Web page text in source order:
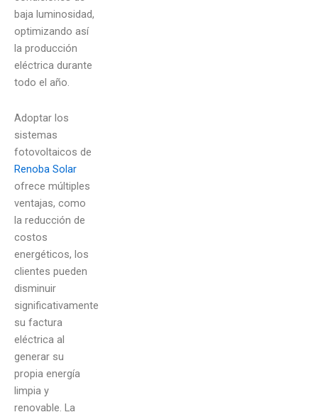
baja luminosidad,
optimizando así
la producción
eléctrica durante
todo el año.
Adoptar los
sistemas
fotovoltaicos de
Renoba Solar
ofrece múltiples
ventajas, como
la reducción de
costos
energéticos, los
clientes pueden
disminuir
significativamente
su factura
eléctrica al
generar su
propia energía
limpia y
renovable. La